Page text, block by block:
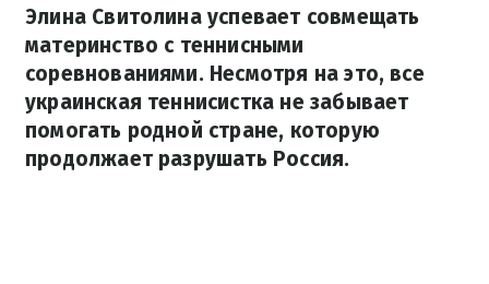
Элина Свитолина успевает совмещать
материнство с теннисными
соревнованиями. Несмотря на это, все
украинская теннисистка не забывает
помогать родной стране, которую
продолжает разрушать Россия.